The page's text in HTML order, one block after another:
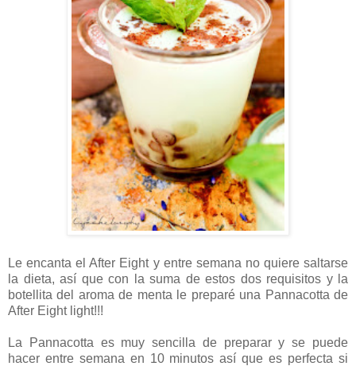
Le encanta el After Eight y entre semana no quiere saltarse
la dieta, así que con la suma de estos dos requisitos y la
botellita del aroma de menta le preparé una Pannacotta de
After Eight light!!!
La Pannacotta es muy sencilla de preparar y se puede
hacer entre semana en 10 minutos así que es perfecta si